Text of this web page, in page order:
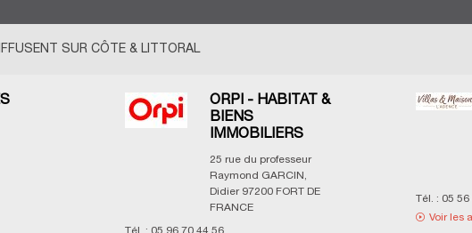
SUR CÔTE & LITTORAL
ORPI - HABITAT &
BIENS
IMMOBILIERS
25 rue du professeur
Raymond GARCIN,
Didier 97200 FORT DE
FRANCE
Tél. : 05 96 70 44 56
Tél. : 05 56
Voir les